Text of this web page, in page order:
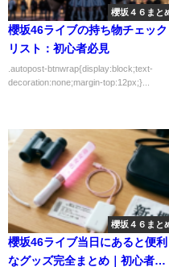
櫻坂４６まと
櫻坂46ライブの持ち物チェック
リスト：初心者必見
.autopost-btnwrap{display:block;text-
decoration:none;margin-top:12px;}...
櫻坂４６まと
櫻坂46ライブ当日にあると便利
なグッズ完全まとめ｜初心者向